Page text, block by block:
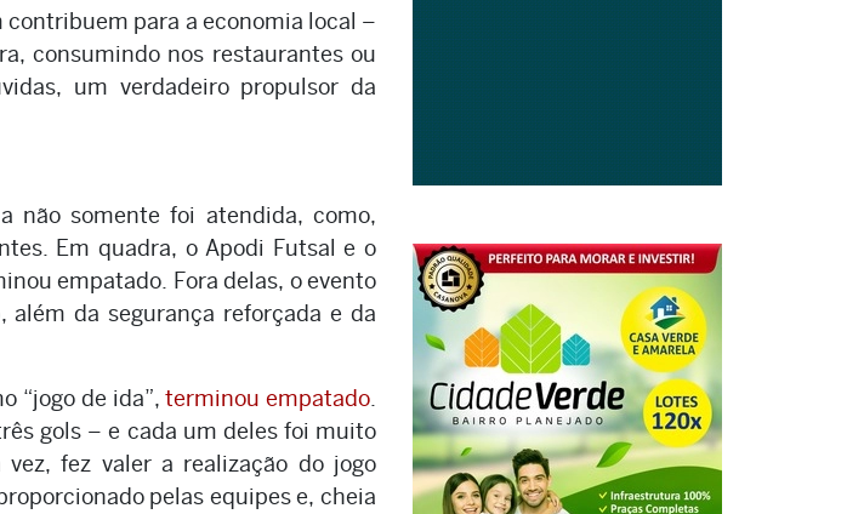
para a economia local –
consumindo nos restaurantes ou
um verdadeiro propulsor da
não somente foi atendida, como,
Em quadra, o Apodi Futsal e o
empatado. Fora delas, o evento
além da segurança reforçada e da
“jogo de ida”,terminou empatado.
gols – e cada um deles foi muito
fez valer a realização do jogo
pelas equipes e, cheia